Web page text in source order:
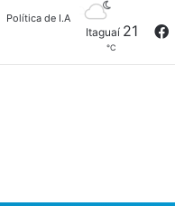
Política de I.A
Itaguaí 21
℃